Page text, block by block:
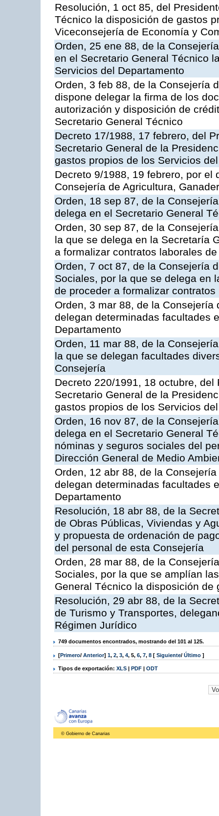
Resolución, 1 oct 85, del
Técnico la disposición de gastos
Viceconsejería de Economía y
Orden, 25 ene 88, de la
en el Secretario General Técnico
Servicios del Departamento
Orden, 3 feb 88, de la Consejería
dispone delegar la firma de los
autorización y disposición de
Secretario General Técnico
Decreto 17/1988, 17 febrero, del
Secretario General de la
gastos propios de los Servicios
Decreto 9/1988, 19 febrero, por
Consejería de Agricultura,
Orden, 18 sep 87, de la
delega en el Secretario General
Orden, 30 sep 87, de la
la que se delega en la Secretaría
a formalizar contratos laborales
Orden, 7 oct 87, de la Consejería
Sociales, por la que se delega en
de proceder a formalizar
Orden, 3 mar 88, de la
delegan determinadas facultades
Departamento
Orden, 11 mar 88, de la
la que se delegan facultades
Consejería
Decreto 220/1991, 18 octubre,
Secretario General de la
gastos propios de los Servicios
Orden, 16 nov 87, de la
delega en el Secretario General
nóminas y seguros sociales del
Dirección General de Medio
Orden, 12 abr 88, de la
delegan determinadas facultades
Departamento
Resolución, 18 abr 88, de la
de Obras Públicas, Viviendas y
y propuesta de ordenación de
del personal de esta Consejería
Orden, 28 mar 88, de la
Sociales, por la que se amplían
General Técnico la disposición de
Resolución, 29 abr 88, de la
de Turismo y Transportes,
Régimen Jurídico
749 documentos encontrados, mostrando del 101 al 125.
[Primero/ Anterior] 1, 2, 3, 4, 5, 6, 7, 8 [ Siguiente/ Último ]
Tipos de exportación: XLS | PDF | ODT
© Gobierno de Canarias